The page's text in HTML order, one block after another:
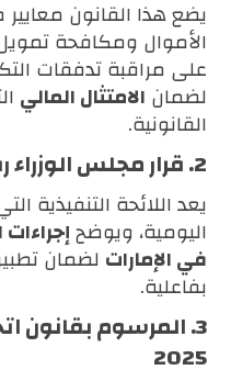
يضع هذا القانون
الأموال ومكافحة
على مراقبة تدفقات
لضمان الامتثال المالي
القانونية.
2. قرار مجلس الوزراء رقم (134) لسنة 2025
يعد اللائحة التنفيذية
اليومية، ويوضح
في الإمارات لضمان
بفاعلية.
2025